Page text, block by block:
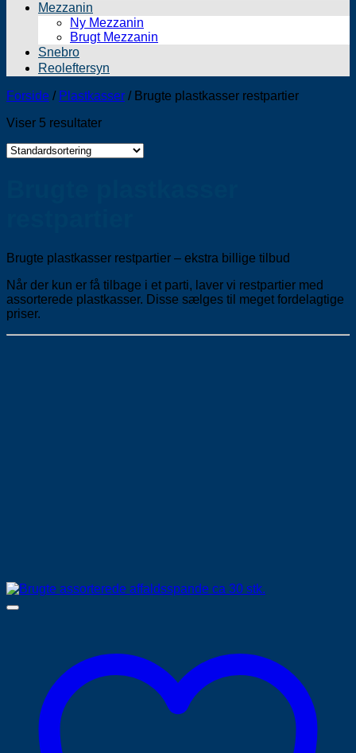
Mezzanin
Ny Mezzanin
Brugt Mezzanin
Snebro
Reoleftersyn
Forside / Plastkasser /Brugte plastkasser restpartier
Viser 5 resultater
Brugte plastkasser restpartier – ekstra billige tilbud
Når der kun er få tilbage i et parti, laver vi restpartier med
assorterede plastkasser. Disse sælges til meget fordelagtige
priser.